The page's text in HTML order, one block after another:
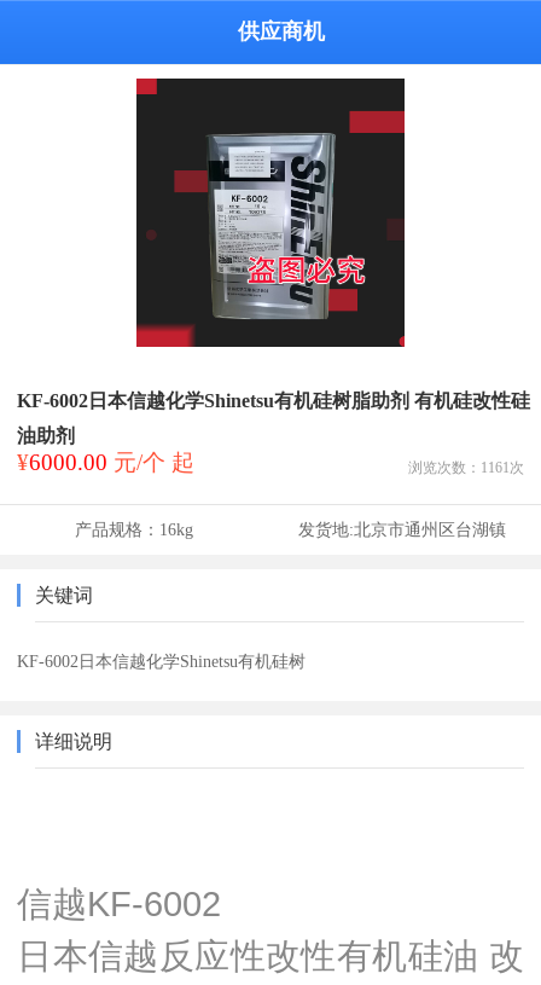
供应商机
KF-6002日本信越化学Shinetsu有机硅树脂助剂 有机硅改性硅
油助剂
¥6000.00 元/个 起 浏览次数： 1161 次
产品规格： 16kg 发货地:北京市通州区台湖镇
关键词
KF-6002日本信越化学Shinetsu有机硅树
详细说明
信越KF-6002
日本信越反应性改性有机硅油 改